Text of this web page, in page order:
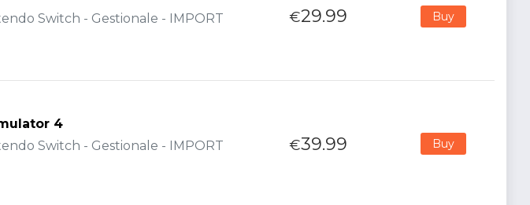
Switch - Gestionale - IMPORT
€29.99 Buy
4
Switch - Gestionale - IMPORT
€39.99 Buy